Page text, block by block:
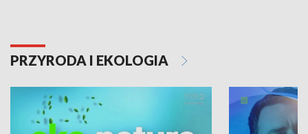
PRZYRODA I EKOLOGIA